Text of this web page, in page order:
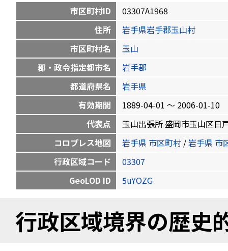
市区町村ID
03307A1968
住所
岩手県岩手郡玉山村
市区町村名
玉山
郡・政令指定都市名
岩手郡
都道府県名
岩手県
有効期間
1889-04-01 〜 2006-01-10
代表点
玉山出張所 盛岡市玉山区日
コロプレス地図
岩手県 市区町村 /岩手県 市
行政区域コード
03307
GeoLOD ID
5uYOZG
行政区域境界の歴史